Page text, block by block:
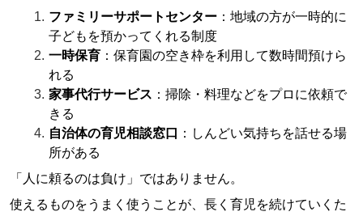
ファミリーサポートセンター：地域の方が一時的に
子どもを預かってくれる制度
一時保育：保育園の空き枠を利用して数時間預けら
れる
家事代行サービス ：掃除・料理などをプロに依頼で
きる
自治体の育児相談窓口
：しんどい気持ちを話せる場
所がある
「人に頼るのは負け」ではありません。
使えるものをうまく使うことが、長く育児を続けていくた